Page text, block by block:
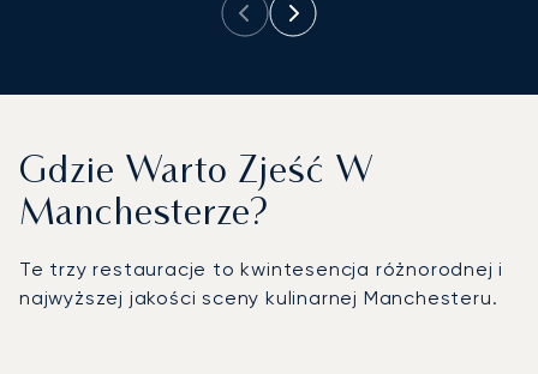
Gdzie Warto Zjeść W
Manchesterze?
Te trzy restauracje to kwintesencja różnorodnej i
najwyższej jakości sceny kulinarnej Manchesteru.